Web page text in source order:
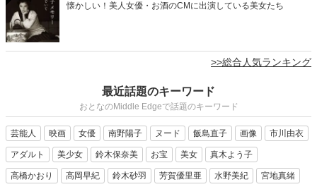
懐かしい！美人女優・お酒のCMに出演している美女たち
>>総合人気ランキング
最近話題のキーワード
おとなのMiddle Edgeで話題のキーワード
芸能人 映画 女優 南野陽子 ヌード 飯島直子 画像 市川由衣
アダルト 美少女 鈴木保奈美 お宝 美女 真木よう子
高橋かおり 高岡早紀 鈴木砂羽 芳賀優里亜 水野美紀 宮地真緒